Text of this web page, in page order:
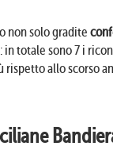
non solo gradite
: in totale sono 7 i
rispetto allo scorso